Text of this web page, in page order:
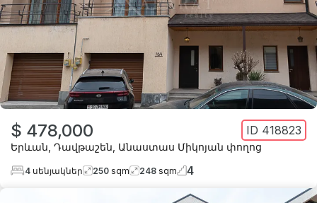
$ 478,000 ID 418823
Երևան Դավթաշեն Անաստաս Միկոյան փողոց
4 սենյակներ 250 sqm 248 sqm 4